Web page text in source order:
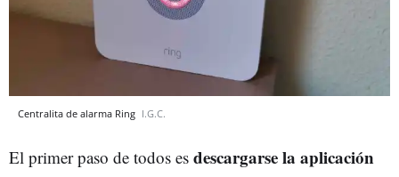
Centralita de alarma Ring I.G.C.
El primer paso de todos es descargarse la aplicación